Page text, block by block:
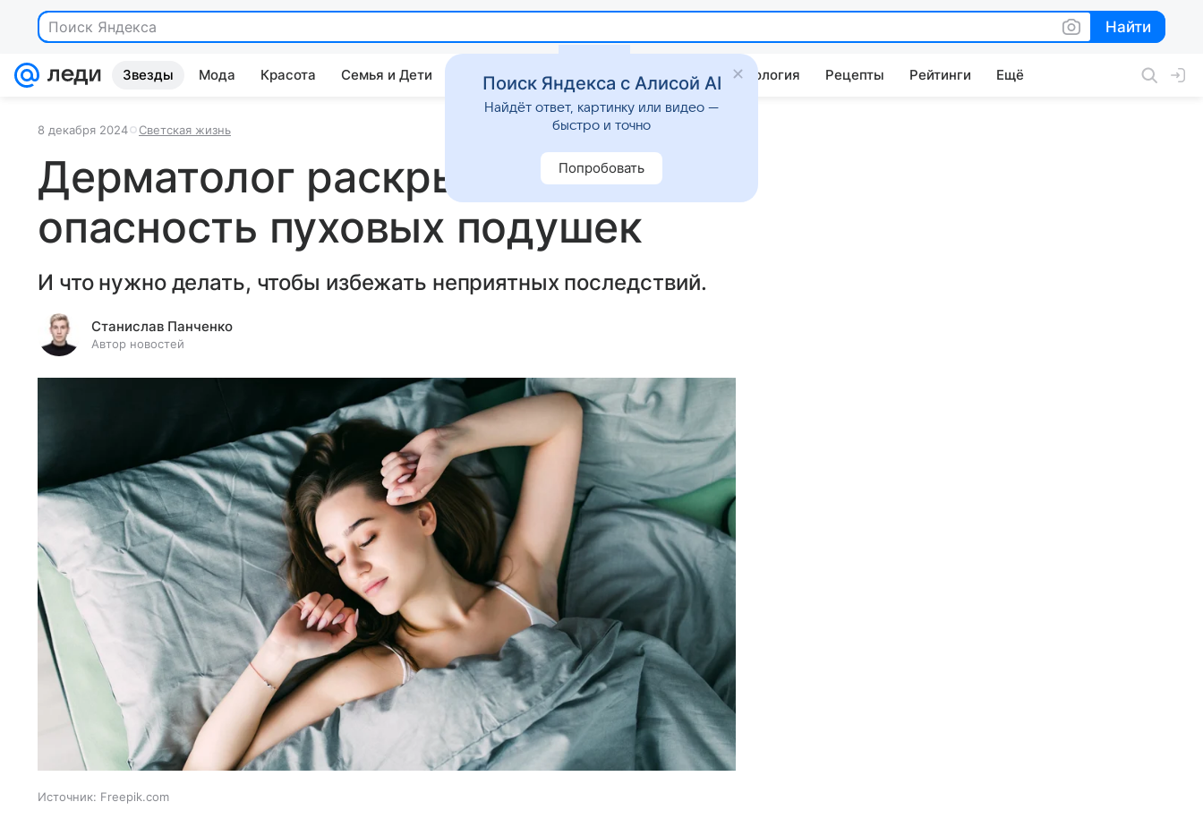
Поиск Яндекса Найти
Найти
Звезды Мода Красота Семья и Дети Дом Гороскопы Стиль жизни Психология Рецепты Рейтинги Ещё
8 декабря 2024 Светская жизнь
Дерматолог раскрыла
опасность пуховых подушек
И что нужно делать, чтобы избежать неприятных последствий.
Станислав Панченко
Автор новостей
Источник: Freepik.com
Поиск Яндекса с Алисой AI
Найдёт ответ, картинку или видео —
быстро и точно
Попробовать